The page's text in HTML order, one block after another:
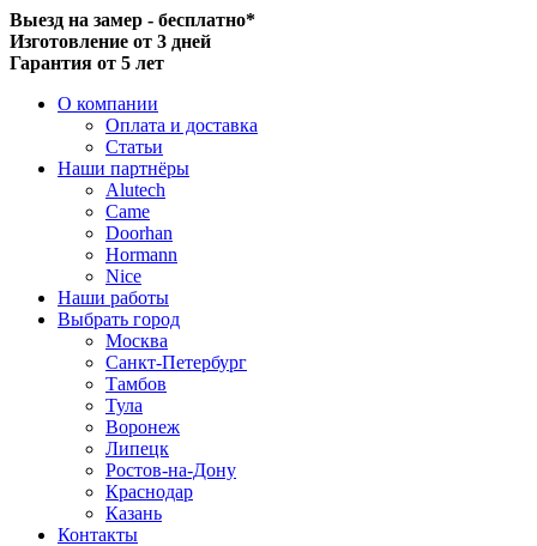
Выезд на замер - бесплатно*
Изготовление от 3 дней
Гарантия от 5 лет
О компании
Оплата и доставка
Статьи
Наши партнёры
Alutech
Came
Doorhan
Hormann
Nice
Наши работы
Выбрать город
Москва
Санкт-Петербург
Тамбов
Тула
Воронеж
Липецк
Ростов-на-Дону
Краснодар
Казань
Контакты